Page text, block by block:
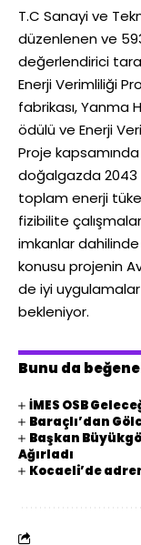
T.C Sanayi ve
düzenlenen ve
değerlendirici
Enerji Verimliliği
fabrikası, Yanma
ödülü ve Enerji
Proje
doğalgazda 2043
toplam enerji
fizibilite
imkanlar
konusu projenin
de iyi
bekleniyor.
Bunu da
İMES OSB
Baraçlı’dan
Başkan
Ağırladı
Kocaeli’de